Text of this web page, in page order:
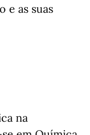
e as suas
na